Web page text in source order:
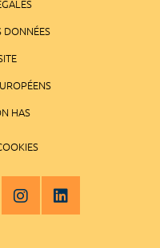
DONNÉES
HAS